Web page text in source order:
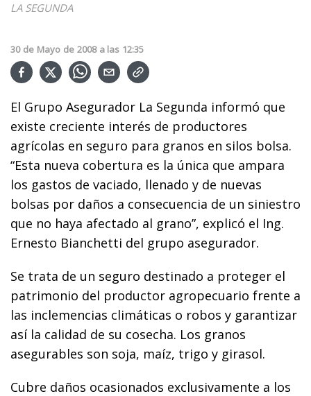
LA SEGUNDA
30 de Mayo de 2008 a las 12:35
El Grupo Asegurador La Segunda informó que
existe creciente interés de productores
agrícolas en seguro para granos en silos bolsa.
“Esta nueva cobertura es la única que ampara
los gastos de vaciado, llenado y de nuevas
bolsas por daños a consecuencia de un siniestro
que no haya afectado al grano”, explicó el Ing.
Ernesto Bianchetti del grupo asegurador.
Se trata de un seguro destinado a proteger el
patrimonio del productor agropecuario frente a
las inclemencias climáticas o robos y garantizar
así la calidad de su cosecha. Los granos
asegurables son soja, maíz, trigo y girasol.
Cubre daños ocasionados exclusivamente a los